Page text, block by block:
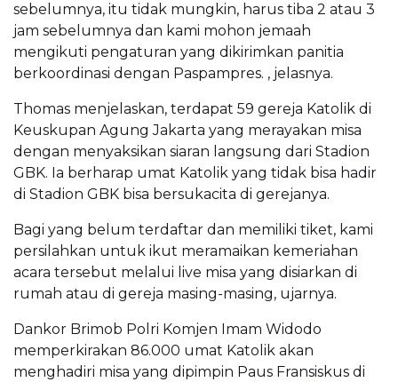
sebelumnya, itu tidak mungkin, harus tiba 2 atau 3
jam sebelumnya dan kami mohon jemaah
mengikuti pengaturan yang dikirimkan panitia
berkoordinasi dengan Paspampres. , jelasnya.
Thomas menjelaskan, terdapat 59 gereja Katolik di
Keuskupan Agung Jakarta yang merayakan misa
dengan menyaksikan siaran langsung dari Stadion
GBK. Ia berharap umat Katolik yang tidak bisa hadir
di Stadion GBK bisa bersukacita di gerejanya.
Bagi yang belum terdaftar dan memiliki tiket, kami
persilahkan untuk ikut meramaikan kemeriahan
acara tersebut melalui live misa yang disiarkan di
rumah atau di gereja masing-masing, ujarnya.
Dankor Brimob Polri Komjen Imam Widodo
memperkirakan 86.000 umat Katolik akan
menghadiri misa yang dipimpin Paus Fransiskus di